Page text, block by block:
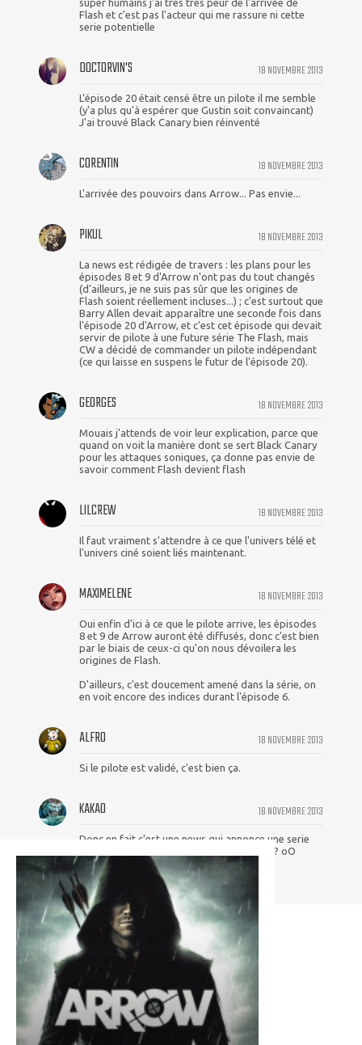
super humains j'ai tres tres peur de l'arrivee de
Flash et c'est pas l'acteur qui me rassure ni cette
serie potentielle
18 NOVEMBRE 2013
DOCTORVIN'S
L'épisode 20 était censé être un pilote il me semble
(y'a plus qu'à espérer que Gustin soit convaincant)
J'ai trouvé Black Canary bien réinventé
18 NOVEMBRE 2013
CORENTIN
L'arrivée des pouvoirs dans Arrow... Pas envie...
18 NOVEMBRE 2013
PIKUL
La news est rédigée de travers : les plans pour les
épisodes 8 et 9 d'Arrow n'ont pas du tout changés
(d'ailleurs, je ne suis pas sûr que les origines de
Flash soient réellement incluses...) ; c'est surtout que
Barry Allen devait apparaître une seconde fois dans
l'épisode 20 d'Arrow, et c'est cet épisode qui devait
servir de pilote à une future série The Flash, mais
CW a décidé de commander un pilote indépendant
(ce qui laisse en suspens le futur de l'épisode 20).
18 NOVEMBRE 2013
GEORGES
Mouais j'attends de voir leur explication, parce que
quand on voit la manière dont se sert Black Canary
pour les attaques soniques, ça donne pas envie de
savoir comment Flash devient flash
18 NOVEMBRE 2013
LILCREW
Il faut vraiment s'attendre à ce que l'univers télé et
l'univers ciné soient liés maintenant.
18 NOVEMBRE 2013
MAXIMELENE
Oui enfin d'ici à ce que le pilote arrive, les épisodes
8 et 9 de Arrow auront été diffusés, donc c'est bien
par le biais de ceux-ci qu'on nous dévoilera les
origines de Flash.
D'ailleurs, c'est doucement amené dans la série, on
en voit encore des indices durant l'épisode 6.
18 NOVEMBRE 2013
ALFRO
Si le pilote est validé, c'est bien ça.
18 NOVEMBRE 2013
KAKAO
Donc en fait c'est une news qui annonce une serie
Flash pas seulement un episode sur Flash ? oO